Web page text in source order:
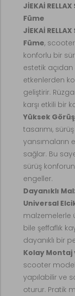
JİEKAİ
Füme
JİEKAİ
Füme,
konforlu bir
estetik açıdan
etkenlerden
geliştirir.
karşı etkili bir
Yüksek
tasarımı, sürüş
yansımaların
sağlar. Bu
sürüş
engeller.
Dayanıklı
Universal
malzemelerle
bile şeffaflık
dayanıklı bir
Kolay Montaj
scooter
yapılabilir ve
oturur. Pratik